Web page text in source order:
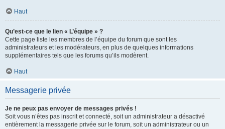
Haut
Qu’est-ce que le lien « L’équipe » ?
Cette page liste les membres de l’équipe du forum que sont les
administrateurs et les modérateurs, en plus de quelques informations
supplémentaires tels que les forums qu’ils modèrent.
Haut
Messagerie privée
Je ne peux pas envoyer de messages privés !
Soit vous n’êtes pas inscrit et connecté, soit un administrateur a désactivé
entièrement la messagerie privée sur le forum, soit un administrateur ou un